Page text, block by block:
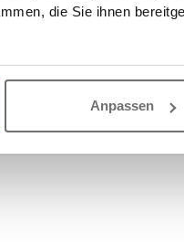
die Sie ihnen
Anpassen
hydraulischer